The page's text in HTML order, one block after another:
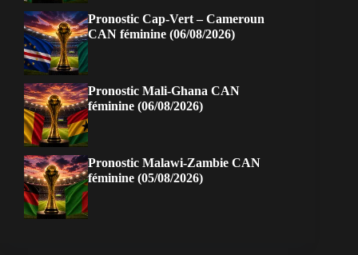
Pronostic Cap-Vert – Cameroun
CAN féminine (06/08/2026)
Pronostic Mali-Ghana CAN
féminine (06/08/2026)
Pronostic Malawi-Zambie CAN
féminine (05/08/2026)